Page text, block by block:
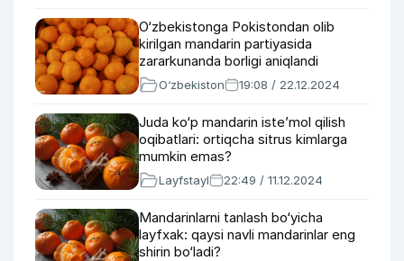
O‘zbekistonga Pokistondan olib
kirilgan mandarin partiyasida
zararkunanda borligi aniqlandi
O‘zbekiston 19:08 / 22.12.2024
Juda ko‘p mandarin iste’mol qilish
oqibatlari: ortiqcha sitrus kimlarga
mumkin emas?
Layfstayl 22:49 / 11.12.2024
Mandarinlarni tanlash bo‘yicha
layfxak: qaysi navli mandarinlar eng
shirin bo‘ladi?